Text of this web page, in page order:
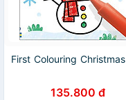
First Colouring Christmas
135.800 đ